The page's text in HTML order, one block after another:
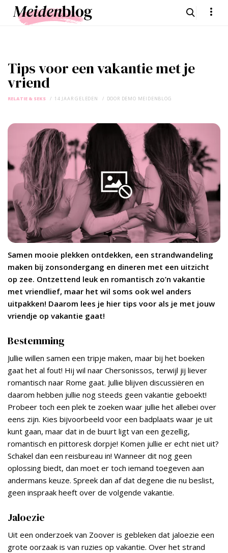
Tips voor een vakantie met je
vriend
RELATIE & SEKS 14 JAAR GELEDEN DOOR DEMO MEIDENBLOG
Samen mooie plekken ontdekken, een strandwandeling
maken bij zonsondergang en dineren met een uitzicht
op zee. Ontzettend leuk en romantisch zo’n vakantie
met vriendlief, maar het wil soms ook wel anders
uitpakken! Daarom lees je hier tips voor als je met jouw
vriendje op vakantie gaat!
Bestemming
Jullie willen samen een tripje maken, maar bij het boeken
gaat het al fout! Hij wil naar Chersonissos, terwijl jij liever
romantisch naar Rome gaat. Jullie blijven discussiëren en
daarom hebben jullie nog steeds geen vakantie geboekt!
Probeer toch een plek te zoeken waar jullie het allebei over
eens zijn. Kies bijvoorbeeld voor een badplaats waar je uit
kunt gaan, maar dat in de buurt ligt van een gezellig,
romantisch en pittoresk dorpje! Komen jullie er echt niet uit?
Schakel dan een reisbureau in! Wanneer dit nog geen
oplossing biedt, dan moet er toch iemand toegeven aan
andermans keuze. Spreek dan af dat degene die nu beslist,
geen inspraak heeft over de volgende vakantie.
Jaloezie
Uit een onderzoek van Zoover is gebleken dat jaloezie een
grote oorzaak is van ruzies op vakantie. Over het strand